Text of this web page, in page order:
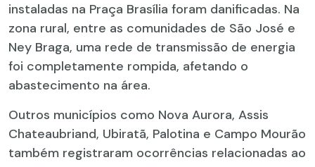
instaladas na Praça Brasília foram danificadas. Na
zona rural, entre as comunidades de São José e
Ney Braga, uma rede de transmissão de energia
foi completamente rompida, afetando o
abastecimento na área.
Outros municípios como Nova Aurora, Assis
Chateaubriand, Ubiratã, Palotina e Campo Mourão
também registraram ocorrências relacionadas ao